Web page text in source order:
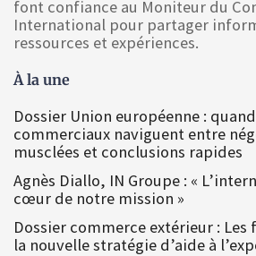
font confiance au Moniteur du
International pour partager
ressources et expériences.
À la une
Dossier Union européenne :
commerciaux naviguent entre
musclées et conclusions rapides
Agnès Diallo, IN Groupe : «
cœur de notre mission »
Dossier commerce extérieur :
la nouvelle stratégie d’aide à